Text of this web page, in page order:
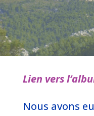
Lien vers
Nous avons